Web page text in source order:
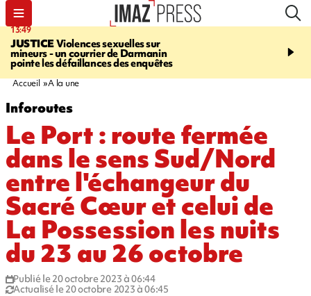
13:49
JUSTICEViolences sexuelles sur
mineurs - un courrier de Darmanin
pointe les défaillances des enquêtes
17:59
Corniche - la route du
Accueil A la une
Inforoutes
Le Port : route fermée
dans le sens Sud/Nord
entre l'échangeur du
Sacré Cœur et celui de
La Possession les nuits
du 23 au 26 octobre
Publié le 20 octobre 2023 à 06:44
Actualisé le 20 octobre 2023 à 06:45